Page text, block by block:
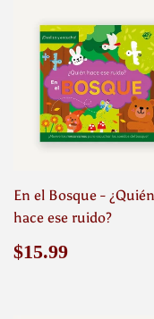
En el Bosque - ¿Quién
hace ese ruido?
Precio
$15.99